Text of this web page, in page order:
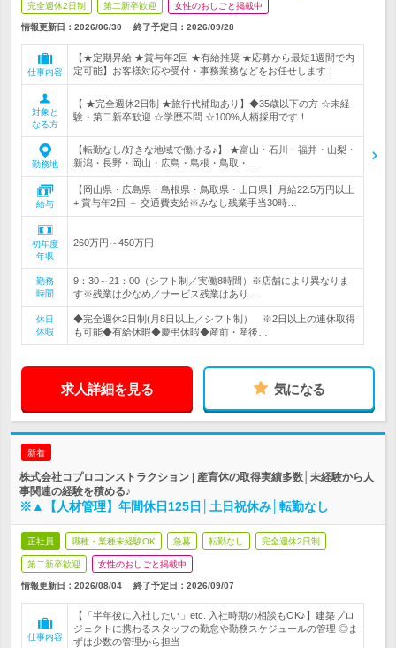
完全週休2日制 第二新卒歓迎 女性のおしごと掲載中
情報更新日：2026/06/30 終了予定日： 2026/09/28
仕事内容
【★定期昇給 ★賞与年2回 ★有給推奨 ★応募から最短1週間で内
定可能】お客様対応や受付・事務業務などをお任せします！
対象と
なる方
【 ★完全週休2日制 ★旅行代補助あり】◆35歳以下の方 ☆未経
験・第二新卒歓迎 ☆学歴不問 ☆100%人柄採用です！
勤務地
【転勤なし/好きな地域で働ける♪】 ★富山・石川・福井・山梨・
新潟・長野・岡山・広島・島根・鳥取・…
給与
【岡山県・広島県・島根県・鳥取県・山口県】月給22.5万円以上
+ 賞与年2回 ＋ 交通費支給※みなし残業手当30時…
初年度
年収
260万円～450万円
勤務
時間
9：30～21：00（シフト制／実働8時間）※店舗により異なりま
す※残業は少なめ／サービス残業はあり…
休日
休暇
◆完全週休2日制(月8日以上／シフト制） ※2日以上の連休取得
も可能◆有給休暇◆慶弔休暇◆産前・産後…
求人詳細を見る 気になる
新着
株式会社コプロコンストラクション | 産育休の取得実績多数│未経験から人
事関連の経験を積める♪
※▲【人材管理】年間休日125日│土日祝休み│転勤なし
正社員 職種・業種未経験OK 急募 転勤なし 完全週休2日制
第二新卒歓迎 女性のおしごと掲載中
情報更新日：2026/08/04 終了予定日： 2026/09/07
仕事内容
【「半年後に入社したい」etc. 入社時期の相談もOK♪】建築プロ
ジェクトに携わるスタッフの勤怠や勤務スケジュールの管理 ◎ま
ずは少数の管理から担当